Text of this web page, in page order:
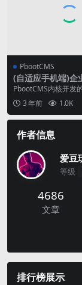
PbootCMS
(自适应手机端)企
产品外贸网站源
bootcms模板
PbootCMS内核开发
该模板适用于英文网
等企业，当然其...
3 年前 1.0K
作者信息
爱豆
等级
4686
文章
排行榜展示